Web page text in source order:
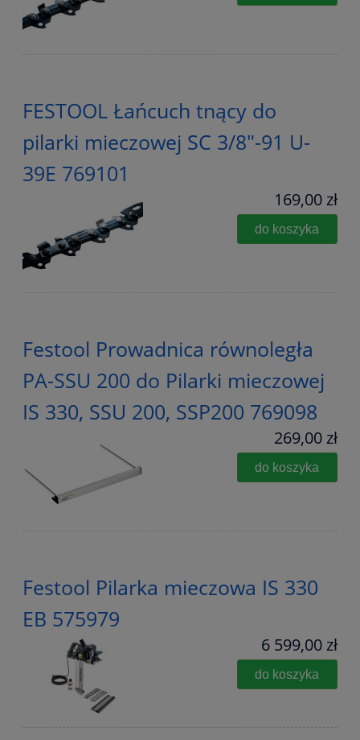
FESTOOL Łańcuch tnący do
pilarki mieczowej SC 3/8"-91 U-
39E 769101
169,00 zł
do koszyka
Festool Prowadnica równoległa
PA-SSU 200 do Pilarki mieczowej
IS 330, SSU 200, SSP200 769098
269,00 zł
do koszyka
Festool Pilarka mieczowa IS 330
EB 575979
6 599,00 zł
do koszyka